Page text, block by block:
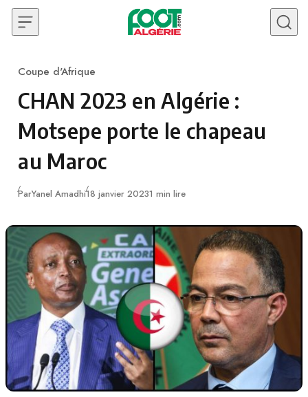
Skip to content
Category
Coupe d'Afrique
CHAN 2023 en Algérie :
Motsepe porte le chapeau
au Maroc
ParYanel AmadhiPublié
18 janvier 20231 min lire